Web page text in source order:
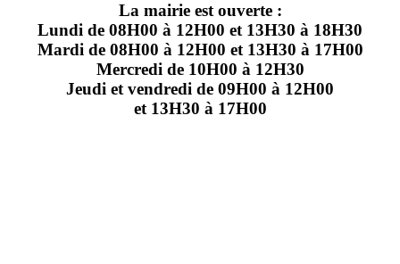
La mairie est ouverte :
Lundi de 08H00 à 12H00 et 13H30 à 18H30
Mardi de 08H00 à 12H00 et 13H30 à 17H00
Mercredi de 10H00 à 12H30
Jeudi et vendredi de 09H00 à 12H00
et 13H30 à 17H00